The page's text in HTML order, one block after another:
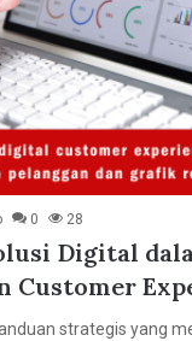
0 28
Digital
Customer
strategis yang